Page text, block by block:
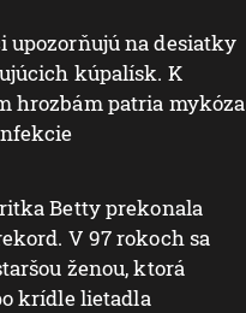
upozorňujú na desiatky
kúpalísk. K
hrozbám patria mykóza
Betty prekonala
V 97 rokoch sa
ženou, ktorá
krídle lietadla